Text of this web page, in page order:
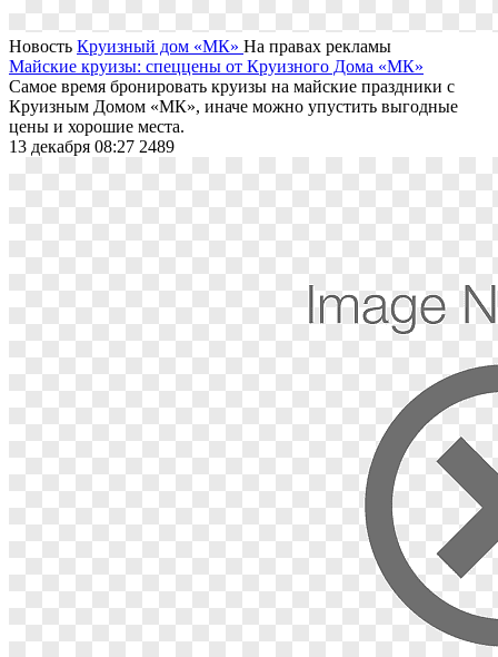
Новость Круизный дом «МК» На правах рекламы
Майские круизы: спеццены от Круизного Дома «МК»
Самое время бронировать круизы на майские праздники с
Круизным Домом «МК», иначе можно упустить выгодные
цены и хорошие места.
13 декабря 08:27 2489